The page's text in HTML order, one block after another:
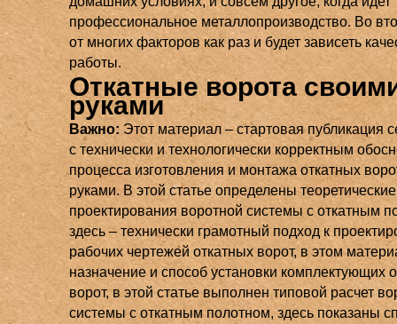
профессиональное металлопроизводство. Во
от многих факторов как раз и будет зависеть
работы.
Откатные ворота
руками
Важно: Этот материал – стартовая публикация
с технически и технологически корректным
процесса изготовления и монтажа откатных
руками. В этой статье определены
проектирования воротной системы с откатным
здесь – технически грамотный подход к
рабочих чертежей откатных ворот, в этом
назначение и способ установки комплектующих
ворот, в этой статье выполнен типовой расчет
системы с откатным полотном, здесь показаны